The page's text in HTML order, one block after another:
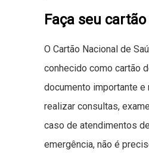
Faça seu cartão
O Cartão Nacional de
conhecido como cartão
documento importante e
realizar consultas,
caso de atendimentos
emergência, não é